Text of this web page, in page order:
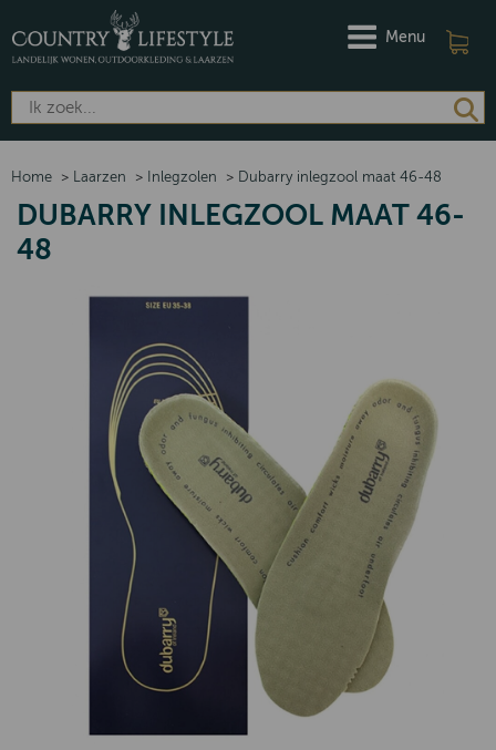
Menu
Home > Laarzen > Inlegzolen > Dubarry inlegzool maat 46-48
DUBARRY INLEGZOOL MAAT 46-
48